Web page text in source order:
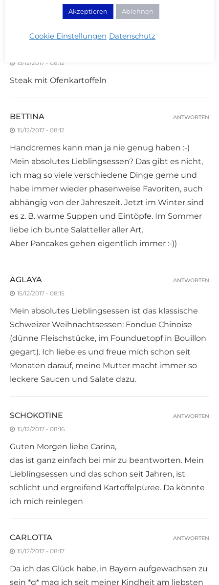
alternativen geliefert! Viele Grüße!
15/12/2017 - 08:12
Steak mit Ofenkartoffeln
BETTINA
15/12/2017 - 08:12
Handcremes kann man ja nie genug haben :-)
Mein absolutes Lieblingsessen? Das gibt es nicht,
ich mag so viele verschiedene Dinge gerne und
habe immer wieder phasenweise Favoriten, auch
abhängig von der Jahreszeit. Jetzt im Winter sind
es z. B. warme Suppen und Eintöpfe. Im Sommer
liebe ich bunte Salatteller aller Art.
Aber Pancakes gehen eigentlich immer :-))
ANTWORTEN
AGLAYA
15/12/2017 - 08:15
Mein absolutes Lieblingsessen ist das klassische
Schweizer Weihnachtsessen: Fondue Chinoise
(dünne Fleischstücke, im Founduetopf in Bouillon
gegart). Ich liebe es und freue mich schon seit
Monaten darauf, meine Mutter macht immer so
leckere Saucen und Salate dazu.
ANTWORTEN
SCHOKOTINE
15/12/2017 - 08:16
Guten Morgen liebe Carina,
das ist ganz einfach bei mir zu beantworten. Mein
Lieblingsessen und das schon seit Jahren, ist
schlicht und ergreifend Kartoffelpüree. Da könnte
ich mich reinlegen
ANTWORTEN
CARLOTTA
15/12/2017 - 08:17
Da ich das Glück habe, in Bayern aufgewachsen zu
sein *g* mag ich seit meiner Kindheit am liebsten
ANTWORTEN
Akzeptieren Ablehnen
Cookie Einstellungen Datenschutz